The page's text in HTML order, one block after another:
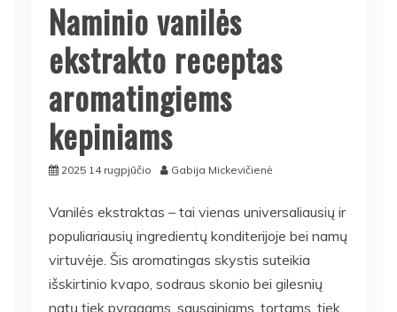
Naminio vanilės
ekstrakto receptas
aromatingiems
kepiniams
2025 14 rugpjūčio Gabija Mickevičienė
Vanilės ekstraktas – tai vienas universaliausių ir
populiariausių ingredientų konditerijoje bei namų
virtuvėje. Šis aromatingas skystis suteikia
išskirtinio kvapo, sodraus skonio bei gilesnių
natų tiek pyragams, sausainiams, tortams, tiek